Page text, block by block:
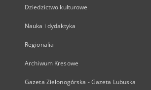
Dziedzictwo kulturowe
Nauka i dydaktyka
Regionalia
Archiwum Kresowe
Gazeta Zielonogórska - Gazeta Lubuska